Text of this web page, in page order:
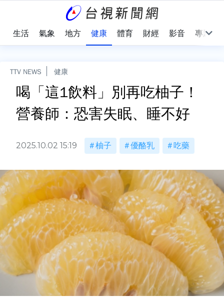
生活 氣象 地方 健康 體育 財經 影音 專題
TTV NEWS 健康
喝「這1飲料」別再吃柚子！
營養師：恐害失眠、睡不好
2025.10.02 15:19 柚子 優酪乳 吃藥